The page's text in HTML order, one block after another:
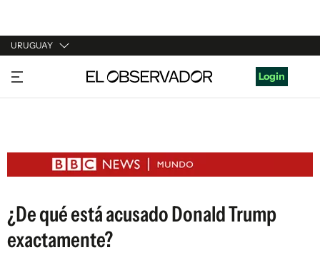
URUGUAY
URUGUAY
ARGENTINA
ESTADOS UNIDOS
Login
¿De qué está acusado Donald Trump
exactamente?